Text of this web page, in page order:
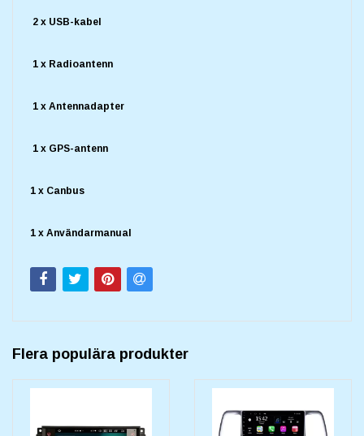
2 x USB-kabel
1 x Radioantenn
1 x Antennadapter
1 x GPS-antenn
1 x Canbus
1 x Användarmanual
Flera populära produkter